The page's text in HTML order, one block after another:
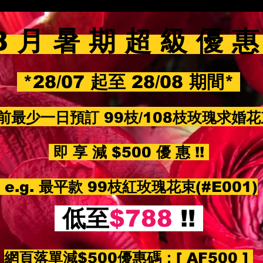
月 暑 期 超 級 優
*28/07 起至 28/08 期間*
最少一日預訂 99枝/108枝玫瑰求婚
即 享 減 $500 優 惠 !!
e.g. 最平款 99枝紅玫瑰花束(#E001)
低至$788 !!
網頁落單減$500優惠碼： [ AF500 ]